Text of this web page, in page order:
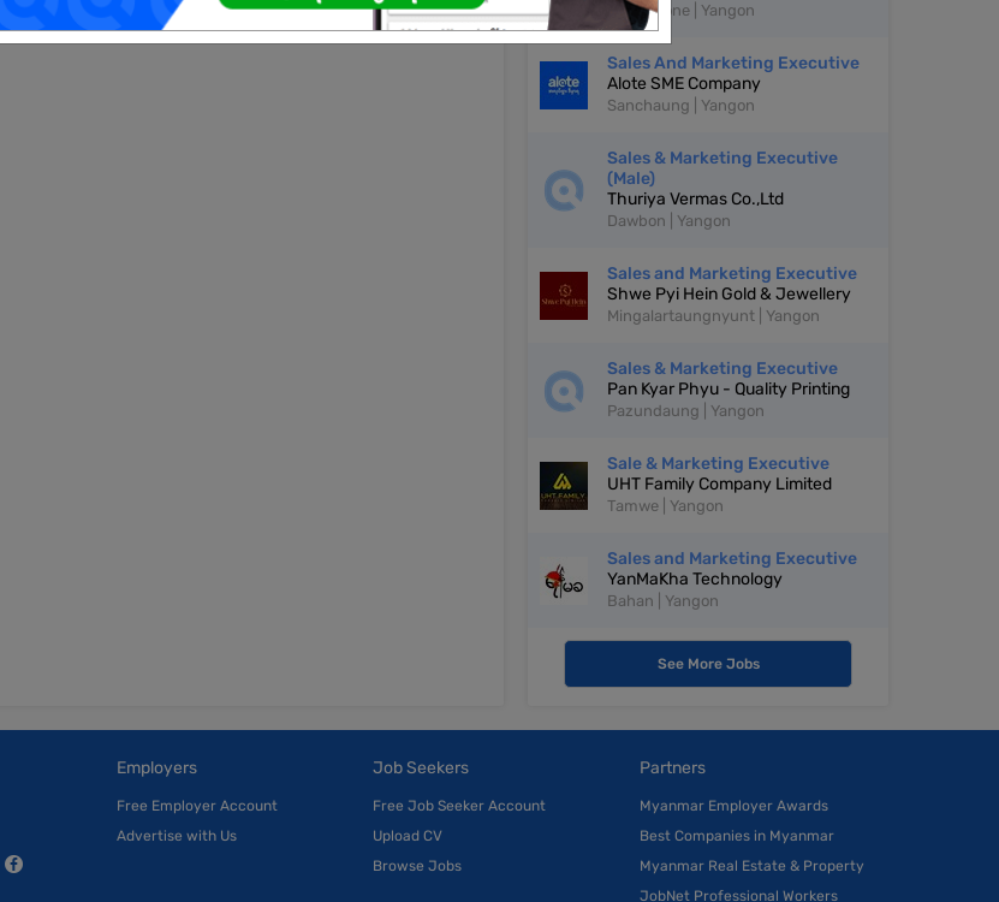
Mayangone | Yangon
Sales And Marketing Executive
Alote SME Company
Sanchaung | Yangon
Sales & Marketing Executive
(Male)
Thuriya Vermas Co.,Ltd
Dawbon | Yangon
Sales and Marketing Executive
Shwe Pyi Hein Gold & Jewellery
Mingalartaungnyunt | Yangon
Sales & Marketing Executive
Pan Kyar Phyu - Quality Printing
Pazundaung | Yangon
Sale & Marketing Executive
UHT Family Company Limited
Tamwe | Yangon
Sales and Marketing Executive
YanMaKha Technology
Bahan | Yangon
See More Jobs
Employers
Free Employer Account
Advertise with Us
Job Seekers
Free Job Seeker Account
Upload CV
Browse Jobs
Partners
Myanmar Employer Awards
Best Companies in Myanmar
Myanmar Real Estate & Property
JobNet Professional Workers